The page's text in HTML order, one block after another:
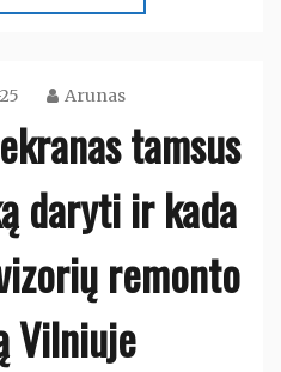
Arunas
tamsus
daryti ir kada
remonto
Vilniuje